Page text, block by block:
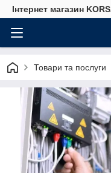
Iнтернет магазин
Товари та послуги